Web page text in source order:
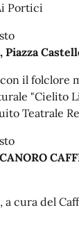
Portici
il folclore
"Cielito
Teatrale
a cura del